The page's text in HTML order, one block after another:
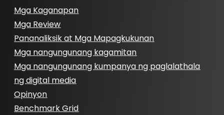
Mga Kaganapan
Mga Review
Pananaliksik at Mga Mapagkukunan
Mga nangungunang kagamitan
Mga nangungunang kumpanya ng paglalathala
ng digital media
Opinyon
Benchmark Grid